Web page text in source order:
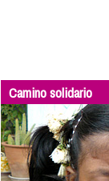
Camino solidario